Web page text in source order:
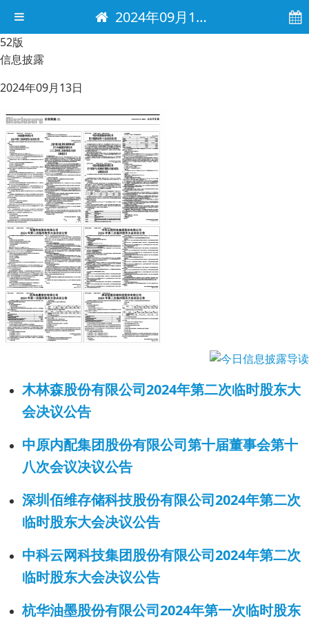
2024年09月13日 电子报
52版
信息披露
2024年09月13日
木林森股份有限公司2024年第二次临时股东大
会决议公告
中原内配集团股份有限公司第十届董事会第十
八次会议决议公告
深圳佰维存储科技股份有限公司2024年第二次
临时股东大会决议公告
中科云网科技集团股份有限公司2024年第二次
临时股东大会决议公告
杭华油墨股份有限公司2024年第一次临时股东